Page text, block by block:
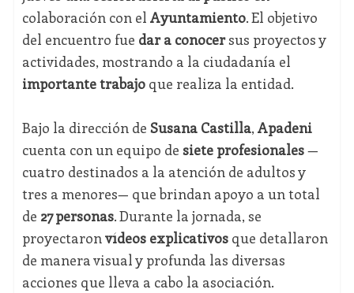
colaboración con el Ayuntamiento. El objetivo
del encuentro fue dar a conocersus proyectos y
actividades, mostrando a la ciudadanía el
importante trabajoque realiza la entidad.
Bajo la dirección de Susana Castilla, Apadeni
cuenta con un equipo de siete profesionales—
cuatro destinados a la atención de adultos y
tres a menores— que brindan apoyo a un total
de 27 personas. Durante la jornada, se
proyectaronvídeos explicativosque detallaron
de manera visual y profunda las diversas
acciones que lleva a cabo la asociación.